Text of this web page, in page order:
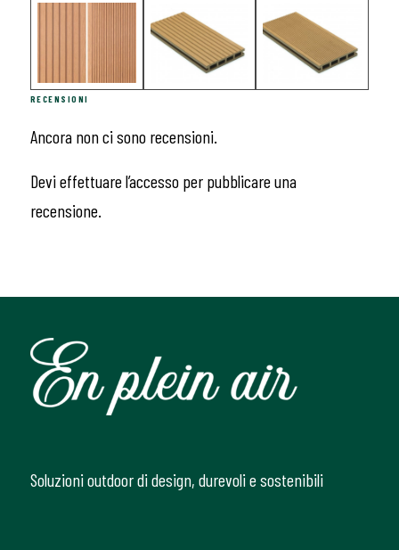
RECENSIONI
Ancora non ci sono recensioni.
Devieffettuare l’accessoper pubblicare una
recensione.
Soluzioni outdoor di design, durevoli e sostenibili